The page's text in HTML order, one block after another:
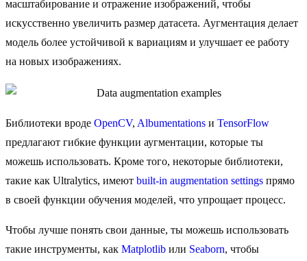
масштабирование и отражение изображений, чтобы
искусственно увеличить размер датасета. Аугментация делает
модель более устойчивой к вариациям и улучшает ее работу
на новых изображениях.
Библиотеки вроде OpenCV, Albumentations и TensorFlow
предлагают гибкие функции аугментации, которые ты
можешь использовать. Кроме того, некоторые библиотеки,
такие как Ultralytics, имеют built-in augmentation settings прямо
в своей функции обучения моделей, что упрощает процесс.
Чтобы лучше понять свои данные, ты можешь использовать
такие инструменты, как Matplotlib или Seaborn, чтобы